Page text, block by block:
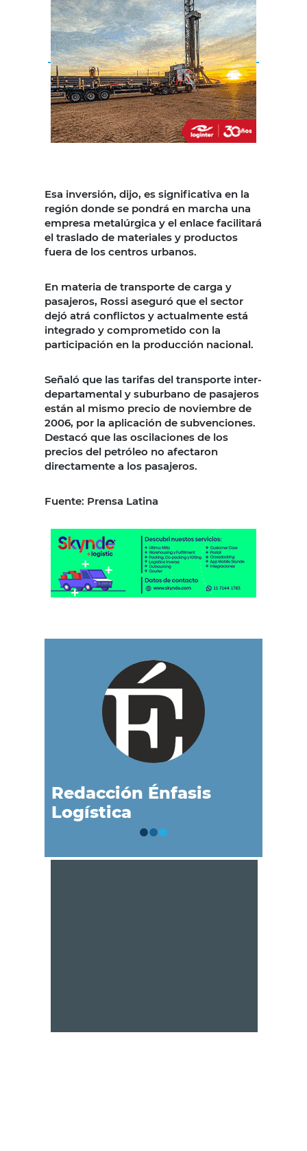
Esa inversión, dijo, es significativa en la
región donde se pondrá en marcha una
empresa metalúrgica y el enlace facilitará
el traslado de materiales y productos
fuera de los centros urbanos.
En materia de transporte de carga y
pasajeros, Rossi aseguró que el sector
dejó atrá conflictos y actualmente está
integrado y comprometido con la
participación en la producción nacional.
Señaló que las tarifas del transporte inter-
departamental y suburbano de pasajeros
están al mismo precio de noviembre de
2006, por la aplicación de subvenciones.
Destacó que las oscilaciones de los
precios del petróleo no afectaron
directamente a los pasajeros.
Fuente: Prensa Latina
Redacción Énfasis
Logística